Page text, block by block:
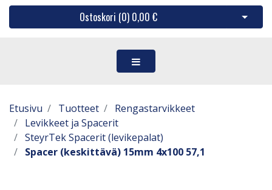
Ostoskori (0) 0,00 € Avaa
Etusivu Tuotteet
Rengastarvikkeet
Levikkeet ja Spacerit
SteyrTek Spacerit (levikepalat)
Spacer (keskittävä) 15mm 4x100 57,1